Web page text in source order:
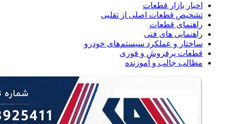
اخبار بازار قطعات
تشخیص قطعات اصلی از تقلبی
راهنمای قطعات
راهنمایی های فنی
ساختار و عملکرد سیستم‌های خودرو
قطعات پرفروش و فوری
مطالب جالب و آموزنده